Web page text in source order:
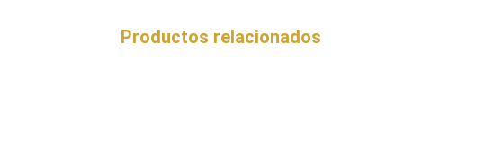
Productos relacionados